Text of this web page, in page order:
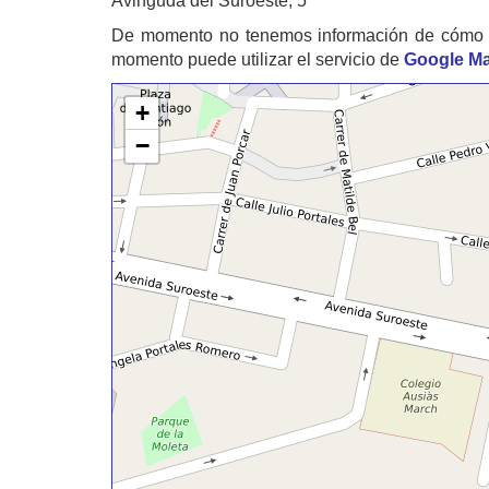
De momento no tenemos información de
momento puede utilizar el servicio de Google
+
−